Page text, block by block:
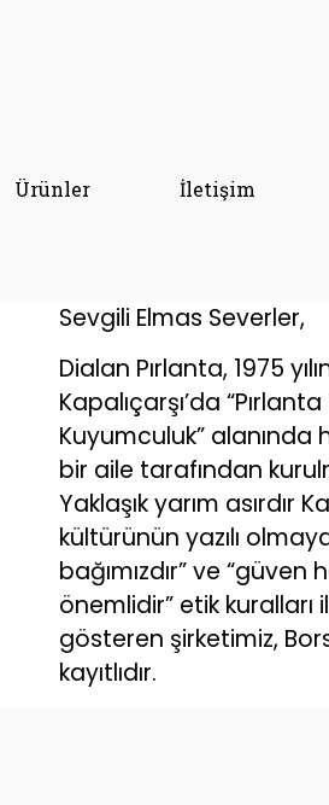
Ürünler İletişim
Sevgili Elmas Severler,
Dialan Pırlanta, 1975
Kapalıçarşı’da
Kuyumculuk” alanında
bir aile tarafından
Yaklaşık yarım asırdır
kültürünün yazılı
bağımızdır” ve “güven
önemlidir” etik kuralları
gösteren şirketimiz,
kayıtlıdır.